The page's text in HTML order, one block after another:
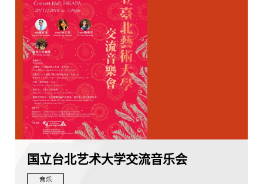
国立台北艺术大学交流音乐会
音乐